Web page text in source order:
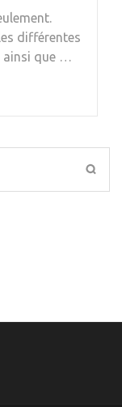
différentes
ainsi que …